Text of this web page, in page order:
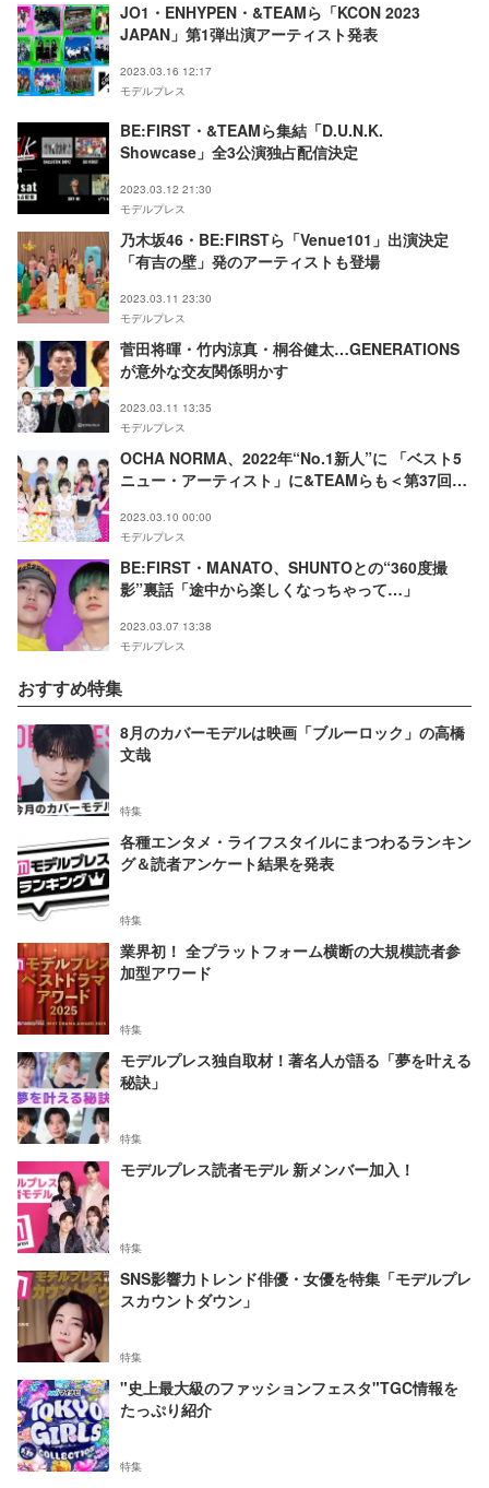
JO1・ENHYPEN・&TEAMら「KCON 2023
JAPAN」第1弾出演アーティスト発表
2023.03.16 12:17
モデルプレス
BE:FIRST・&TEAMら集結「D.U.N.K.
Showcase」全3公演独占配信決定
2023.03.12 21:30
モデルプレス
乃木坂46・BE:FIRSTら「Venue101」出演決定
「有吉の壁」発のアーティストも登場
2023.03.11 23:30
モデルプレス
菅田将暉・竹内涼真・桐谷健太…GENERATIONS
が意外な交友関係明かす
2023.03.11 13:35
モデルプレス
OCHA NORMA、2022年“No.1新人”に 「ベスト5
ニュー・アーティスト」に&TEAMらも＜第37回日
2023.03.10 00:00
モデルプレス
BE:FIRST・MANATO、SHUNTOとの“360度撮
影”裏話「途中から楽しくなっちゃって…」
2023.03.07 13:38
モデルプレス
おすすめ特集
8月のカバーモデルは映画「ブルーロック」の高橋
文哉
特集
各種エンタメ・ライフスタイルにまつわるランキン
グ＆読者アンケート結果を発表
特集
業界初！ 全プラットフォーム横断の大規模読者参
加型アワード
特集
モデルプレス独自取材！著名人が語る「夢を叶える
秘訣」
特集
モデルプレス読者モデル 新メンバー加入！
特集
SNS影響力トレンド俳優・女優を特集「モデルプレ
スカウントダウン」
特集
"史上最大級のファッションフェスタ"TGC情報を
たっぷり紹介
特集